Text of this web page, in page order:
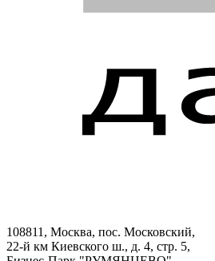
108811, Москва, пос. Московский,
22-й км Киевского ш., д. 4, стр. 5,